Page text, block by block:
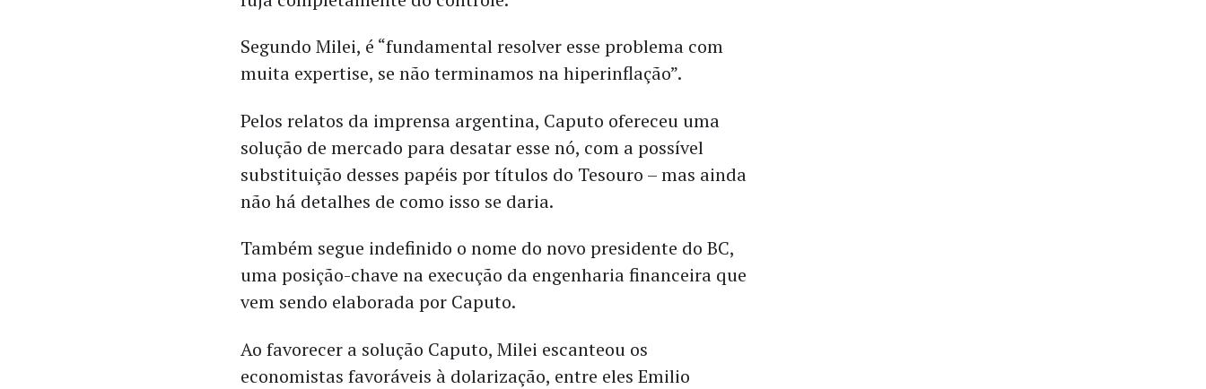
Segundo Milei, é “fundamental resolver esse problema com
muita expertise, se não terminamos na hiperinflação”.
Pelos relatos da imprensa argentina, Caputo ofereceu uma
solução de mercado para desatar esse nó, com a possível
substituição desses papéis por títulos do Tesouro – mas ainda
não há detalhes de como isso se daria.
Também segue indefinido o nome do novo presidente do BC,
uma posição-chave na execução da engenharia financeira que
vem sendo elaborada por Caputo.
Ao favorecer a solução Caputo, Milei escanteou os
economistas favoráveis à dolarização, entre eles Emilio